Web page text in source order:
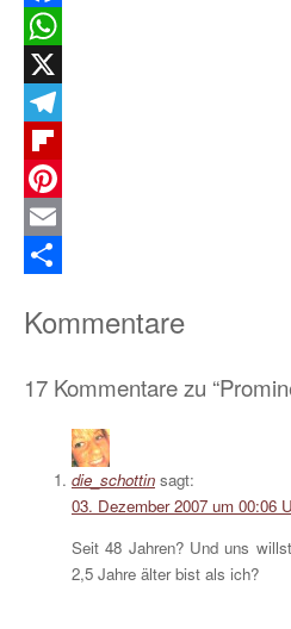
Facebook
WhatsApp
X
Telegram
Flipboard
Pinterest
Email
Kommentare
17 Kommentare zu
die_schottin sagt:
03. Dezember 2007 um 00:06
Seit 48 Jahren? Und uns
2,5 Jahre älter bist als ich?